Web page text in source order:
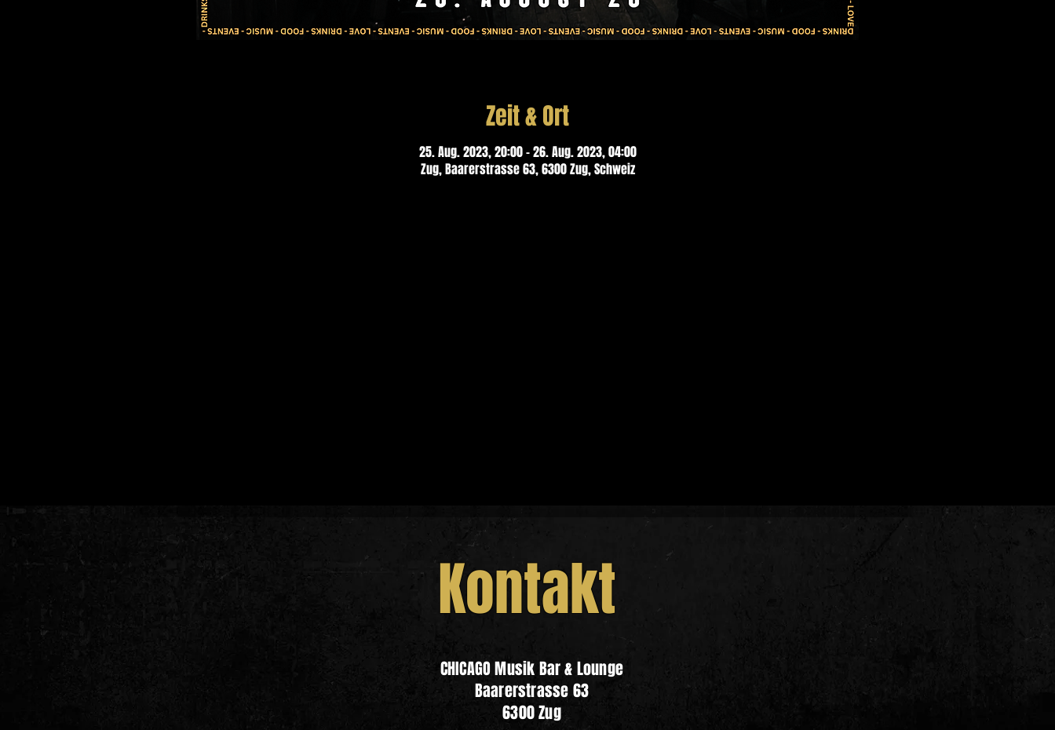
Zeit & Ort
25. Aug. 2023, 20:00 – 26. Aug. 2023, 04:00
Zug, Baarerstrasse 63, 6300 Zug, Schweiz
Kontakt
CHICAGO Musik Bar & Lounge
Baarerstrasse 63
6300 Zug